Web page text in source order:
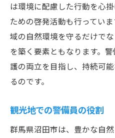
地域住民とのふれ
警備業務の多様性
自然保護と警備の関
健康的な仕事環境
戦と成長
スキルアップのた
は環境に配慮した行動を心
ための啓発活動も行ってい
域の自然環境を守るだけで
を築く要素ともなります。
護の両立を目指し、持続可
るのです。
観光地での警備員の役割
群馬県沼田市は、豊かな自